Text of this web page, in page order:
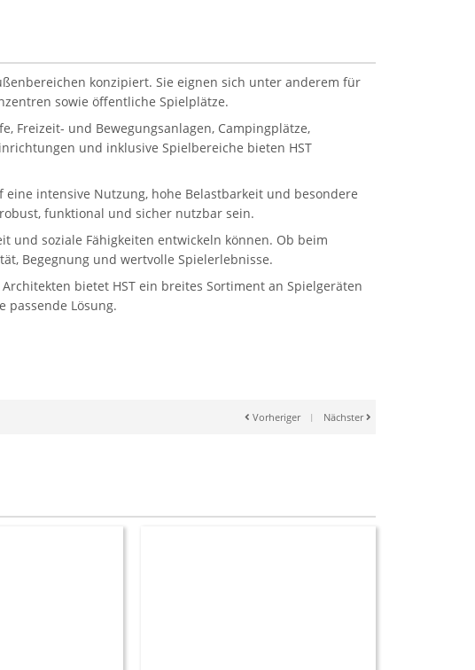
konzipiert. Sie eignen sich unter anderem für
sowie öffentliche Spielplätze.
Freizeit- und Bewegungsanlagen, Campingplätze,
und inklusive Spielbereiche bieten HST
intensive Nutzung, hohe Belastbarkeit und besondere
funktional und sicher nutzbar sein.
und soziale Fähigkeiten entwickeln können. Ob beim
Begegnung und wertvolle Spielerlebnisse.
bietet HST ein breites Sortiment an Spielgeräten
passende Lösung.
Vorheriger | Nächster